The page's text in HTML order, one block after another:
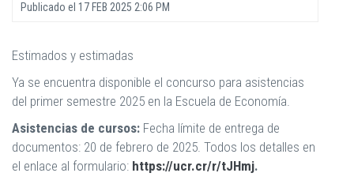
Publicado el 17 FEB 2025 2:06 PM
Estimados y estimadas
Ya se encuentra disponible el concurso para asistencias
del primer semestre 2025 en la Escuela de Economía.
Asistencias de cursos: Fecha límite de entrega de
documentos: 20 de febrero de 2025. Todos los detalles en
el enlace al formulario: https://ucr.cr/r/tJHmj.